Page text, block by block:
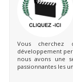
Vous cherchez
développement
nous avons une
passionnantes les